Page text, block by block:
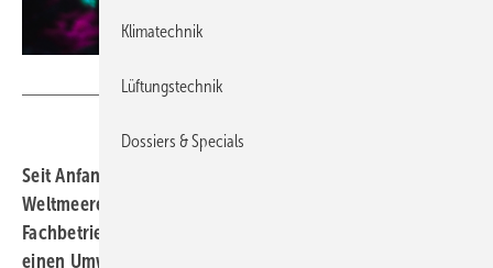
Seit Anfang 2021 setzt sich Wolf für den Schutz der
Weltmeere ein. Für nachhaltig handelnde SHK-
Fachbetriebe hat das Mainburger Unternehmen nun
einen Umweltpreis ausgeschrieben.
Klimatechnik
Lüftungstechnik
Dossiers & Specials